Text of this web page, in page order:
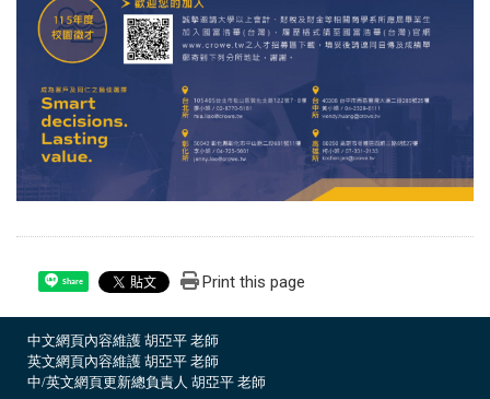
Share Print this page
中文網頁內容維護 胡亞平 老師
英文網頁內容維護 胡亞平 老師
中/英文網頁更新總負責人 胡亞平 老師